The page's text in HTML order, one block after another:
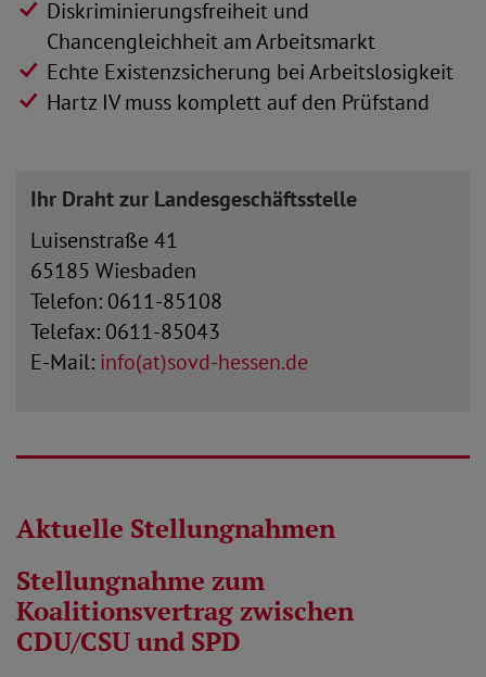
Diskriminierungsfreiheit und
Chancengleichheit am Arbeitsmarkt
Echte Existenzsicherung bei Arbeitslosigkeit
Hartz IV muss komplett auf den Prüfstand
Ihr Draht zur Landesgeschäftsstelle
Luisenstraße 41
65185 Wiesbaden
Telefon: 0611-85108
Telefax: 0611-85043
E-Mail: info(at)sovd-hessen.de
Aktuelle Stellungnahmen
Stellungnahme zum
Koalitionsvertrag zwischen
CDU/CSU und SPD